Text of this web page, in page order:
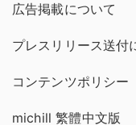
広告掲載について
プレスリリース送付
コンテンツポリシー
michill 繁體中文版